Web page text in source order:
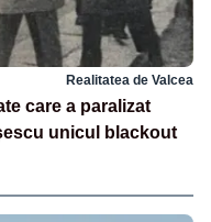
Realitatea de Valcea
care a paralizat
unicul blackout